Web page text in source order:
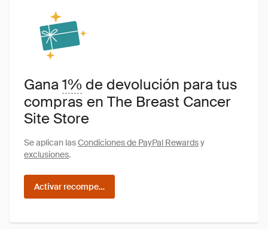
Gana1% de devolución para tus
compras en The Breast Cancer
Site Store
Se aplican lasCondiciones de PayPal Rewardsy
exclusiones.
Activar recompensas